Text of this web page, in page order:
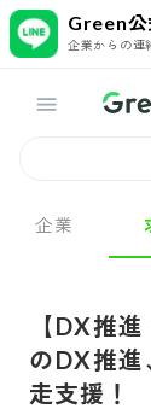
Green公
企業からの連
企業
【DX推
のDX推
走支援！